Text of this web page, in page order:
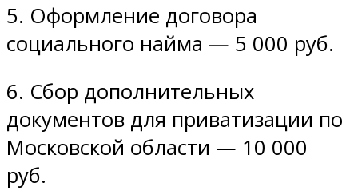
5. Оформление договора
социального найма — 5 000 руб.
6. Сбор дополнительных
документов для приватизации по
Московской области — 10 000
руб.